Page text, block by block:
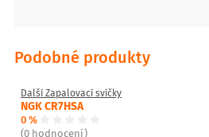
Podobné produkty
Další Zapalovací svíčky
NGK CR7HSA
0 %
(0 hodnocení)